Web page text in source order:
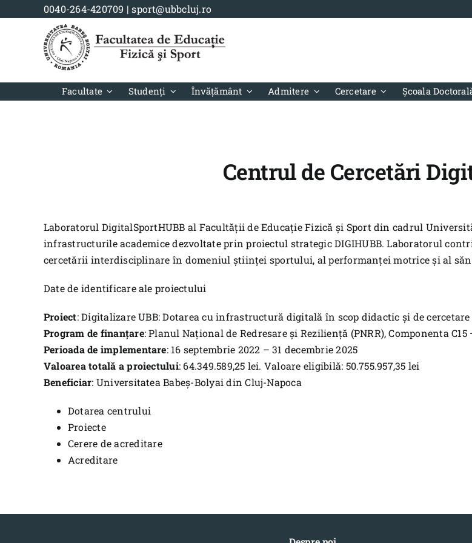
0040-264-420709 |sport@ubbcluj.ro
Facultate Studenți Învățământ Admitere Cercetare Școala
Centrul de Cercetări
Laboratorul DigitalSportHUBB al Facultății de Educație Fizică și Sport din cadrul
infrastructurile academice dezvoltate prin proiectul strategic DIGIHUBB. Laboratorul
cercetării interdisciplinare în domeniul științei sportului, al performanței motrice și al
Date de identificare ale proiectului
Proiect: Digitalizare UBB: Dotarea cu infrastructură digitală în scop didactic și de cercetare
Program de finanțare: Planul Național de Redresare și Reziliență (PNRR), Componenta C15
Perioada de implementare: 16 septembrie 2022 – 31 decembrie 2025
Valoarea totală a proiectului: 64.349.589,25 lei. Valoare eligibilă: 50.755.957,35 lei
Beneficiar: Universitatea Babeș-Bolyai din Cluj-Napoca
Dotarea centrului
Proiecte
Cerere de acreditare
Acreditare